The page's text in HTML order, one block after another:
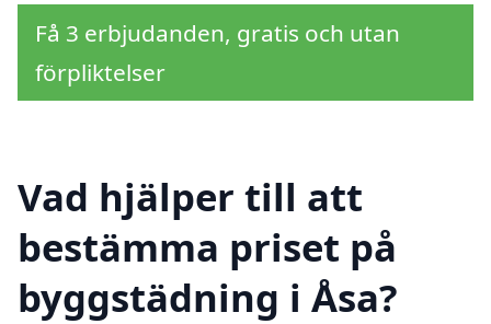
Få 3 erbjudanden, gratis och utan
förpliktelser
Vad hjälper till att
bestämma priset på
byggstädning i Åsa?